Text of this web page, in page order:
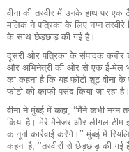
वीना की तस्वीर में उनके हाथ पर
मलिक ने पत्रिका के लिए नग्न तस्वीरे
के साथ छेड़छाड़ की गई है।
दूसरी ओर पत्रिका के संपादक कबीर
और अभिनेत्री की ओर से एक ई-मेल
का कहना है कि यह फोटो शूट वीना के
फोटो को काफी पसंद किया जा रहा है।
वीना ने मुंबई में कहा, ‘‘मैंने कभी नग्न
किया है। मेरे मैनेजर और लीगल
कानूनी कार्रवाई करेंगे।’’ मुंबई में
कहना है, ‘‘तस्वीरों से छेड़छाड़ की गई